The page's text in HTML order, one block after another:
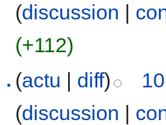
(discussion
(+112)
(actu | diff)
(discussion |